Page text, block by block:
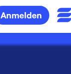
Anmelden